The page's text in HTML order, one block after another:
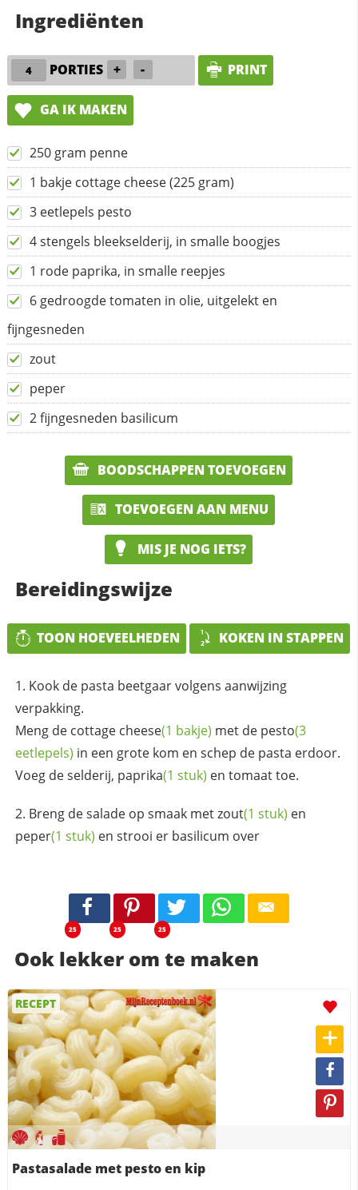
Ingrediënten
PORTIES + - PRINT
GA IK MAKEN
250 gram penne
1 bakje cottage cheese (225 gram)
3 eetlepels pesto
4 stengels bleekselderij, in smalle boogjes
1 rode paprika, in smalle reepjes
6 gedroogde tomaten in olie, uitgelekt en
fijngesneden
zout
peper
2 fijngesneden basilicum
BOODSCHAPPEN TOEVOEGEN
TOEVOEGEN AAN MENU
MIS JE NOG IETS?
Bereidingswijze
TOON HOEVEELHEDEN KOKEN IN STAPPEN
Kook de pasta beetgaar volgens aanwijzing
verpakking.
Meng de cottage cheese(1 bakje) met de pesto(3
eetlepels) in een grote kom en schep de pasta erdoor.
Voeg de selderij, paprika(1 stuk) en tomaat toe.
Breng de salade op smaak metzout(1 stuk) en
peper(1 stuk) en strooi er basilicum over
25 25 25
Ook lekker om te maken
RECEPT
Pastasalade met pesto en kip